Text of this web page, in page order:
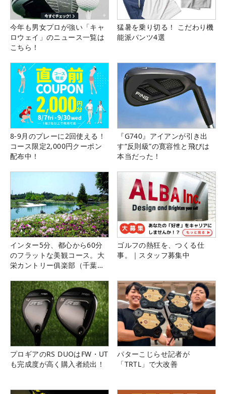
今年も男女プロが強い「キャ
ロウェイ」のニュース一覧は
こちら！
猛暑を乗り切る！ こだわり機
能派パンツ4選
8-9月のプレーに2回使える！
コース限定2,000円クーポン
配布中！
『G740』アイアンが引き出
す“反則級”の寛容性と飛びは
本当だった！
インター5分、都心から60分
のフラットな美観コース。大
栄カントリー俱楽部（千葉
ゴルフの熱狂を、つくる仕
事。｜スタッフ募集中
プロギアのRS DUOはFW・UT
も完成度が高く購入者続出！
パターこじらせ記者が
「TRTL」で大改善